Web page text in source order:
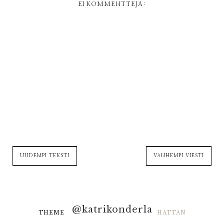
EI KOMMENTTEJA:
UUDEMPI TEKSTI VANHEMPI VIESTI
@katrikonderla
THEME DESIGNED BYHELLO MANHATTAN